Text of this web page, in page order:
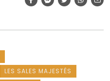
LES SALES MAJESTÉS